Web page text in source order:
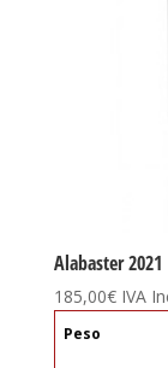
Alabaster 2021
185,00€ IVA
Peso